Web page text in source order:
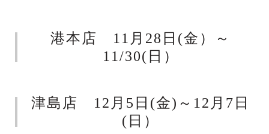
港本店 11月28日(金）～
11/30(日）
津島店 12月5日(金)～12月7日
(日）